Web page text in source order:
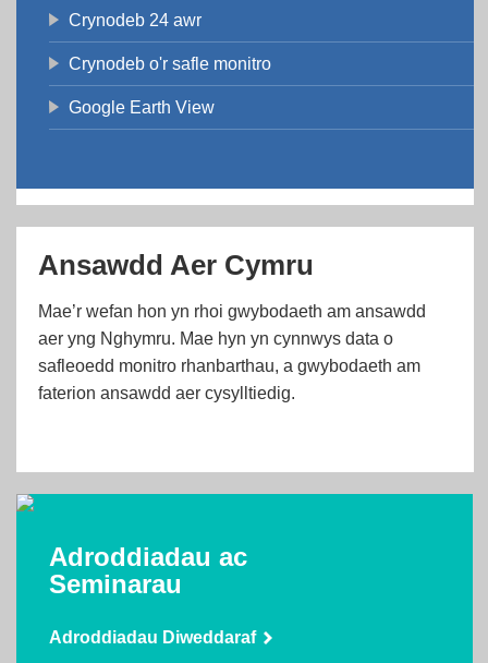
Crynodeb 24 awr
Crynodeb o'r safle monitro
Google Earth View
Ansawdd Aer Cymru
Mae’r wefan hon yn rhoi gwybodaeth am ansawdd
aer yng Nghymru. Mae hyn yn cynnwys data o
safleoedd monitro rhanbarthau, a gwybodaeth am
faterion ansawdd aer cysylltiedig.
Adroddiadau ac
Seminarau
Adroddiadau Diweddaraf